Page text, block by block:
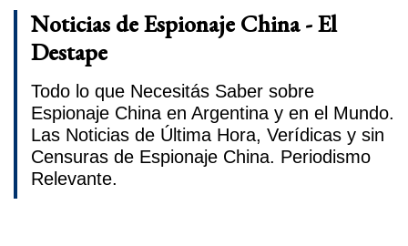
Noticias de Espionaje China - El
Destape
Todo lo que Necesitás Saber sobre
Espionaje China en Argentina y en el Mundo.
Las Noticias de Última Hora, Verídicas y sin
Censuras de Espionaje China. Periodismo
Relevante.